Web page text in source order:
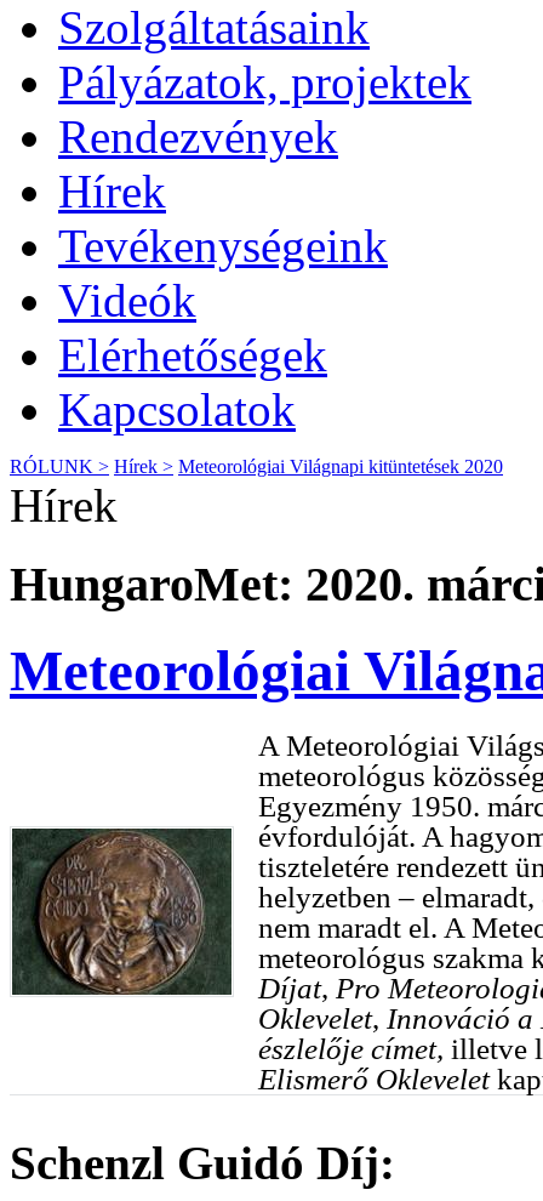
Szolgáltatásaink
Pályázatok, projektek
Rendezvények
Hírek
Tevékenységeink
Videók
Elérhetőségek
Kapcsolatok
RÓLUNK > Hírek > Meteorológiai Világnapi kitüntetések 2020
Hírek
HungaroMet: 2020.
Meteorológiai
A Meteorológiai
meteorológus
Egyezmény 1950.
évfordulóját. A
tiszteletére rendezett
helyzetben –
nem maradt el. A
meteorológus
Díjat, Pro
Oklevelet, Innováció
észlelője címet, illetve
Elismerő Oklevelet
Schenzl Guidó Díj: